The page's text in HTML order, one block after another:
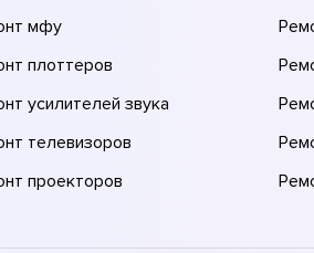
мфу
плоттеров
усилителей звука
телевизоров
проекторов